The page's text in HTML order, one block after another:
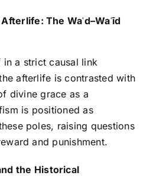
The Waʿd–Waʿīd
in a strict causal link
afterlife is contrasted with
divine grace as a
is positioned as
poles, raising questions
and punishment.
the Historical